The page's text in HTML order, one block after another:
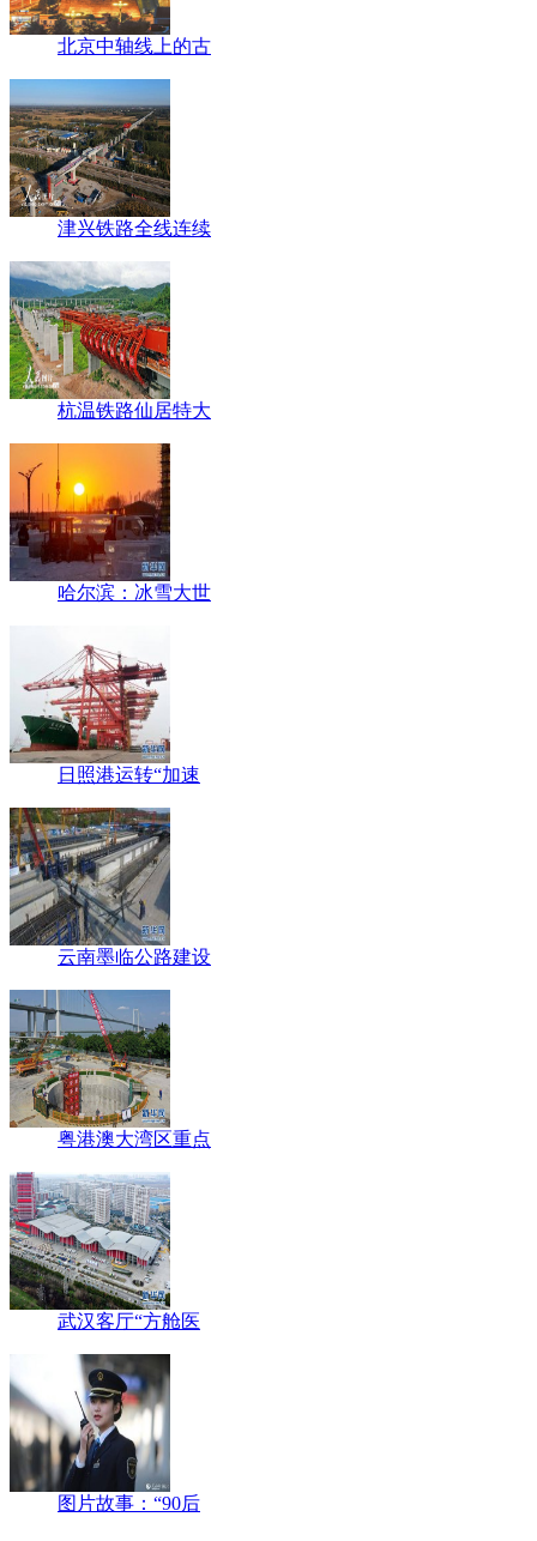
北京中轴线上的古
津兴铁路全线连续
杭温铁路仙居特大
哈尔滨：冰雪大世
日照港运转“加速
云南墨临公路建设
粤港澳大湾区重点
武汉客厅“方舱医
图片故事：“90后